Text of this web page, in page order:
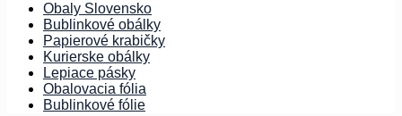
Obaly Slovensko
Bublinkové obálky
Papierové krabičky
Kurierske obálky
Lepiace pásky
Obalovacia fólia
Bublinkové fólie